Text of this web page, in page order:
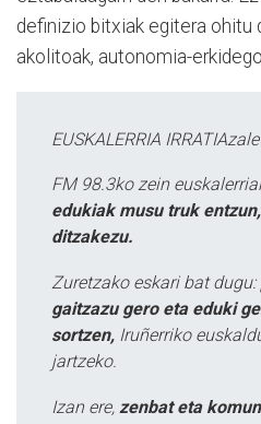
definizio bitxiak egitera ohitu
akolitoak, autonomia-
EUSKALERRIA
FM 98.3ko zein
edukiak musu truk
ditzakezu.
Zuretzako eskari bat dugu:
gaitzazu gero eta eduki
sortzen, Iruñerriko
jartzeko.
Izan ere, zenbat eta